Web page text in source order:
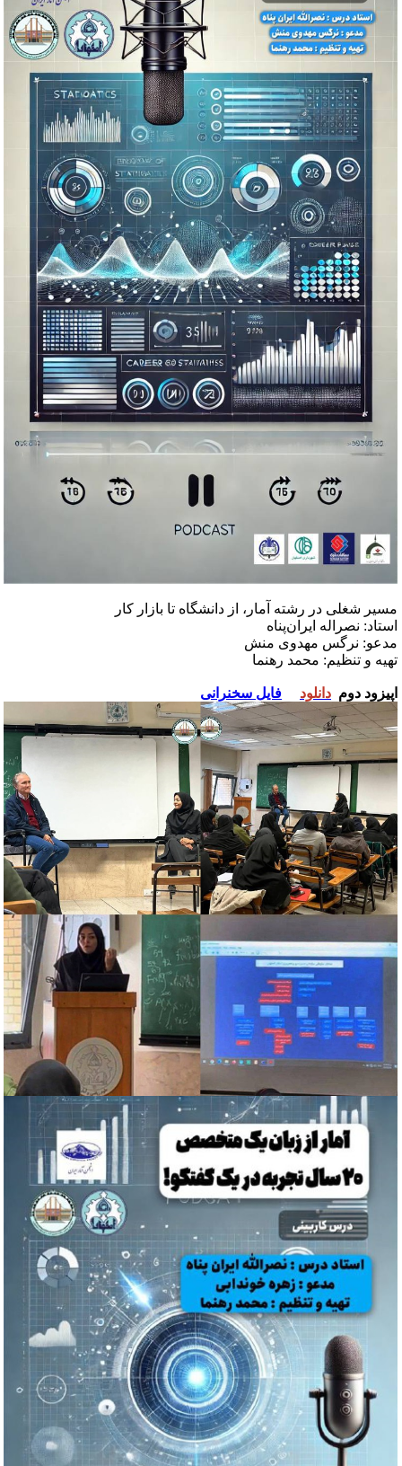
شغلی در رشته آمار، از دانشگاه تا بازار کار
نصراله ایران‌پناه
نرگس مهدوی‌ منش
و تنظیم: محمد رهنما
دوم دانلود فایل سخنرانی